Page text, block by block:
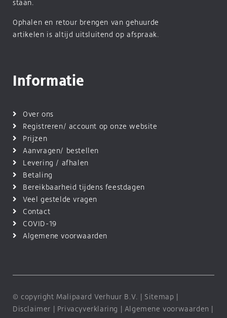
staan.
Ophalen en retour brengen van gehuurde
artikelen is altijd uitsluitend op afspraak.
Informatie
Over ons
Registreren/ account op onze website
Prijzen
Aanvragen/ bestellen
Levering / afhalen
Betaling
Bereikbaarheid tijdens feestdagen
Veel gestelde vragen
Contact
COVID-19
Algemene voorwaarden
© copyright Malipaard Verhuur B.V. | Sitemap |
Disclaimer | Privacyverklaring | Algemene voorwaarden |